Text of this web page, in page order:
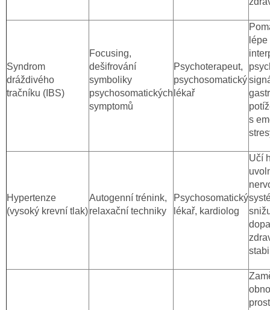
Syndrom
dráždivého
tračníku (IBS)
Focusing,
dešifrování
symboliky
psychosomatických
symptomů
Psychoterapeut,
psychosomatický
lékař
s
Hypertenze
(vysoký krevní tlak)
Autogenní trénink,
relaxační techniky
Psychosomatický
lékař, kardiolog
Učí